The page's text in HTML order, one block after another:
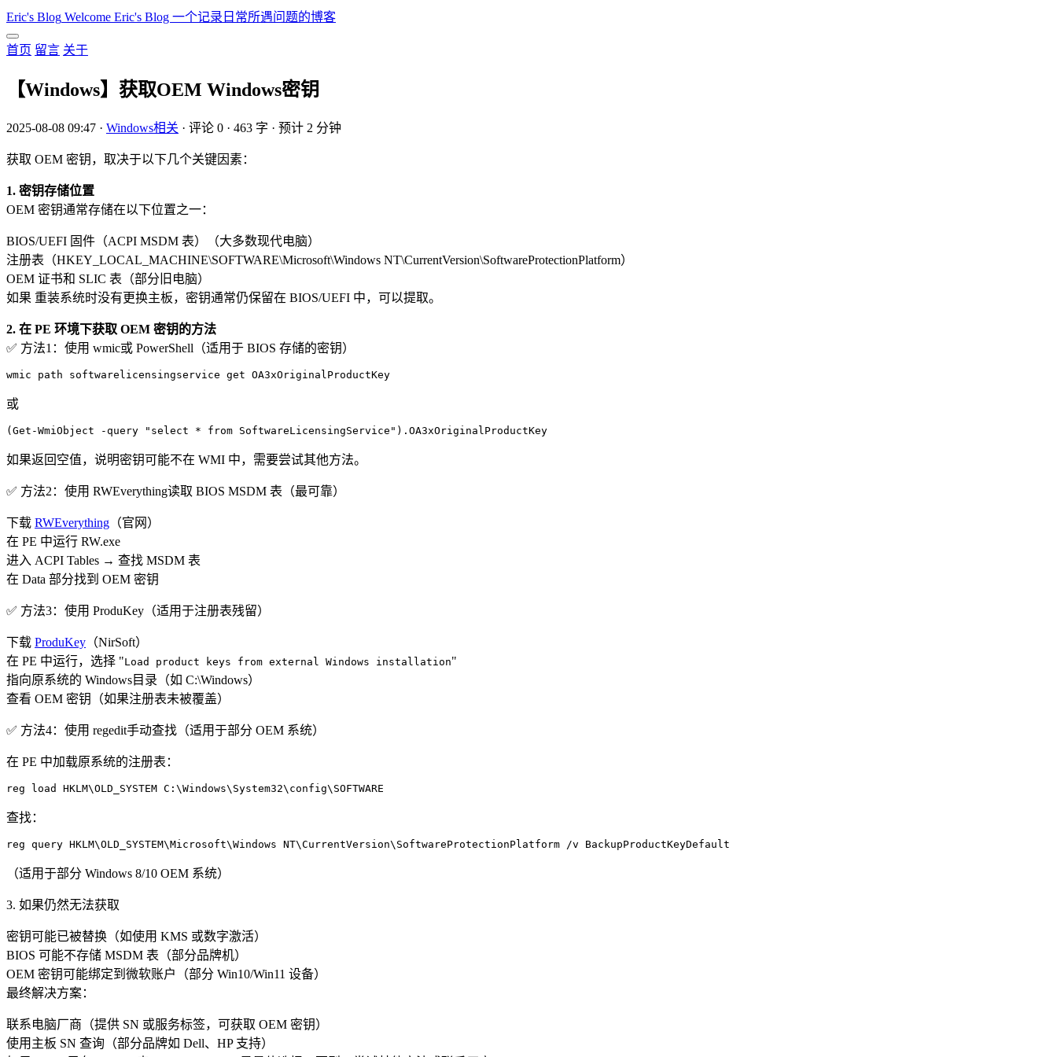
Eric's Blog Welcome Eric's Blog 一个记录日常所遇问题的博客
首页 留言 关于
【Windows】获取OEM Windows密钥
2025-08-08 09:47 · Windows相关 · 评论 0 · 463 字 · 预计 2 分钟
获取 ​​OEM 密钥​​，取决于以下几个关键因素：
​​1. 密钥存储位置​​
OEM 密钥通常存储在以下位置之一：
​​BIOS/UEFI 固件（ACPI MSDM 表）​​（大多数现代电脑）
​​注册表​​（HKEY_LOCAL_MACHINE\SOFTWARE\Microsoft\Windows NT\CurrentVersion\SoftwareProtectionPlatform）
​​OEM 证书和 SLIC 表​​（部分旧电脑）
如果 ​​重装系统时没有更换主板​​，密钥通常仍保留在 ​​BIOS/UEFI​​ 中，可以提取。
​​2. 在 PE 环境下获取 OEM 密钥的方法​​
​​✅ 方法1：使用 wmic或 PowerShell（适用于 BIOS 存储的密钥）​​
或
​​如果返回空值​​，说明密钥可能不在 WMI 中，需要尝试其他方法。
​​✅ 方法2：使用 RWEverything读取 BIOS MSDM 表（最可靠）​​
​​下载 RWEverything ​​（官网）
在 PE 中运行 RW.exe
进入 ​​ACPI Tables​​ → 查找 ​​MSDM​​ 表
在 ​​Data​​ 部分找到 ​​OEM 密钥​​
​​✅ 方法3：使用 ProduKey（适用于注册表残留）​​
​​下载 ProduKey​​ （NirSoft）
在 PE 中运行，选择 ​​"Load product keys from external Windows installation"​​
指向原系统的 Windows目录（如 C:\Windows）
查看 ​​OEM 密钥​​（如果注册表未被覆盖）
​​✅ 方法4：使用 regedit手动查找（适用于部分 OEM 系统）​​
在 PE 中加载原系统的注册表：
查找：
（适用于部分 Windows 8/10 OEM 系统）
​​3. 如果仍然无法获取​​
​​密钥可能已被替换​​（如使用 KMS 或数字激活）
​​BIOS 可能不存储 MSDM 表​​（部分品牌机）
​​OEM 密钥可能绑定到微软账户​​（部分 Win10/Win11 设备）
​​最终解决方案​​：
​​联系电脑厂商​​（提供 SN 或服务标签，可获取 OEM 密钥）
​​使用主板 SN 查询​​（部分品牌如 Dell、HP 支持）